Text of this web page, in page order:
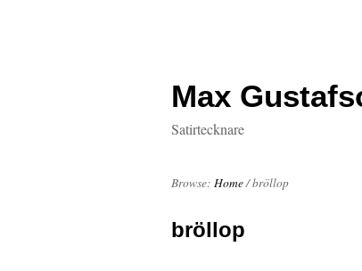
Max
Satirtecknare
Browse: Home/bröllop
bröllop